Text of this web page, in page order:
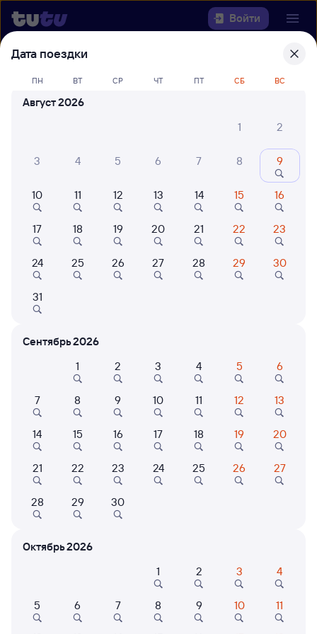
Войти
билеты Старый Оскол — Сулея
Найти поезда
Открыта продажа билетов на 5 ноября. Отправление и прибытие
по местному времени. Цены за 1 пассажира
124В Проходящий 7,5
Старый Оскол
Сулея
13:35 05:02
1 д 13 ч 27 м в пути
Дни следования ближайшие: 9, 11, 13 августа
Плацкарт
Выберите дату
Дата поездки
ПН ВТ СР ЧТ ПТ СБ ВС
Август 2026
1
2
3 4 5 6 7 8 9
10 11 12 13 14 15 16
17 18 19 20 21 22 23
24 25 26 27 28 29 30
31
Сентябрь 2026
1
2 3 4 5 6
7 8 9 10 11 12 13
14 15 16 17 18 19 20
21 22 23 24 25 26 27
28 29 30
Октябрь 2026
1
2 3 4
5 6 7 8 9 10 11